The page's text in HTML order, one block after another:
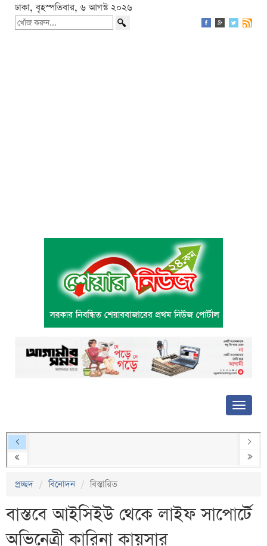
ঢাকা, বৃহস্পতিবার, ৬ আগস্ট ২০২৬
প্রচ্ছদ বিনোদন বিস্তারিত
বাস্তবে আইসিইউ থেকে লাইফ সাপোর্টে
অভিনেত্রী কারিনা কায়সার